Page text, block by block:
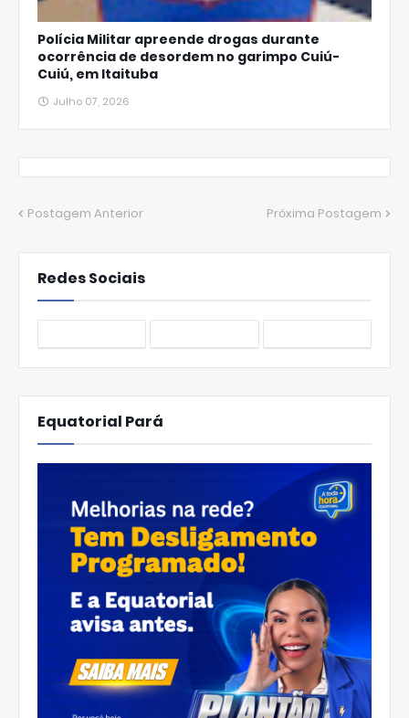
Polícia Militar apreende drogas durante
ocorrência de desordem no garimpo Cuiú-
Cuiú, em Itaituba
Julho 07, 2026
Postagem Anterior Próxima Postagem
Redes Sociais
Equatorial Pará